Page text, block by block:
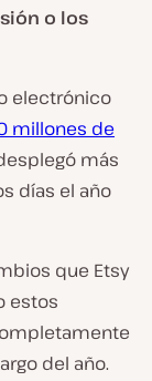
o los
electrónico
millones de
más
días el año
que Etsy
estos
del año.